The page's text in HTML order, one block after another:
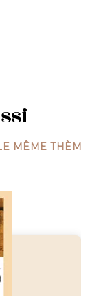
MÊME THÈME